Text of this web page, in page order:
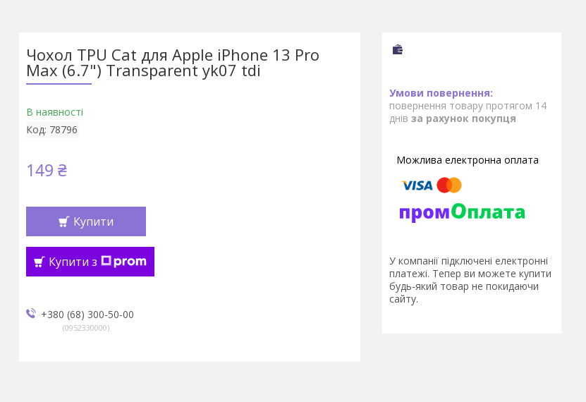
Чохол TPU Cat для Apple iPhone 13 Pro
Max (6.7") Transparent yk07 tdi
В наявності
Код: 78796
149 ₴
Купити
Купити з
+380 (68) 300-50-00
0952330000
повернення товару протягом 14
днів за рахунок покупця
У компанії підключені електронні
платежі. Тепер ви можете купити
будь-який товар не покидаючи
сайту.